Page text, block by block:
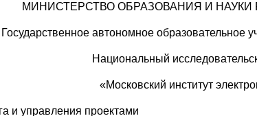
МИНИСТЕРСТВО ОБРАЗОВАНИЯ И
Государственное автономное образовательное
Национальный
«Московский институт
и управления проектами